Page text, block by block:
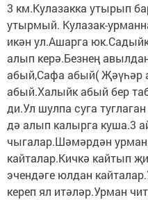
3 км.Кулазакка утырып
утырмый. Кулазак-
икән ул.Ашарга
алып керә.Безнең
абый,Сафа абый( Җәүһәр
абый.Халыйк абый бер
ди.Ул шулпа суга
дә алып калырга куша.3
чыгалар.Шәмәрдән
кайталар.Кичкә кайтып
эчендәге юлдан
кереп ял итәләр.Урман